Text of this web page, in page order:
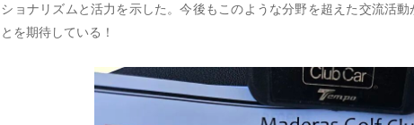
ショナリズムと活力を示した。今後もこのような分野を超えた交流活
とを期待している！